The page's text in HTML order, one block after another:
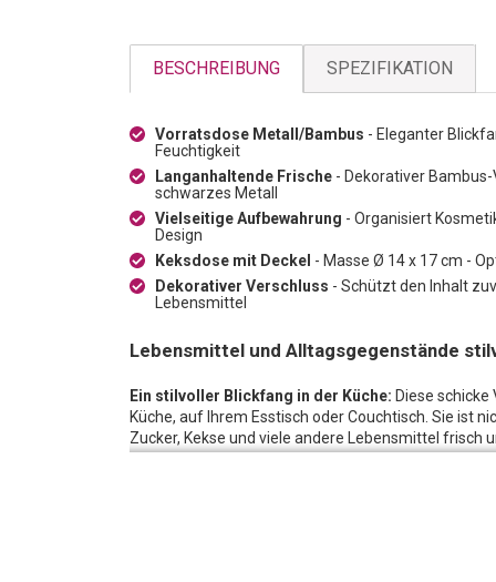
BESCHREIBUNG SPEZIFIKATION
Vorratsdose Metall/Bambus - Eleganter
Feuchtigkeit
Langanhaltende Frische - Dekorativer
schwarzes Metall
Vielseitige Aufbewahrung - Organisiert
Design
Keksdose mit Deckel - Masse Ø 14 x 17 cm -
Dekorativer Verschluss - Schützt den Inhalt
Lebensmittel
Lebensmittel und Alltagsgegenstände
Ein stilvoller Blickfang in der Küche: Diese
Küche, auf Ihrem Esstisch oder Couchtisch. Sie ist
Zucker, Kekse und viele andere Lebensmittel frisch
Lebensmittel bleiben
Verschluss der Vorratsdose eine interessante